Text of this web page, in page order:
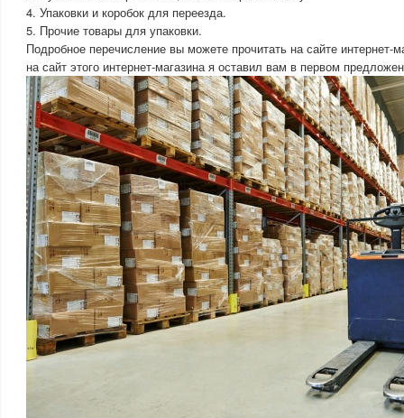
4. Упаковки и коробок для переезда.
5. Прочие товары для упаковки.
Подробное перечисление вы можете прочитать на сайте
на сайт этого интернет-магазина я оставил вам в первом